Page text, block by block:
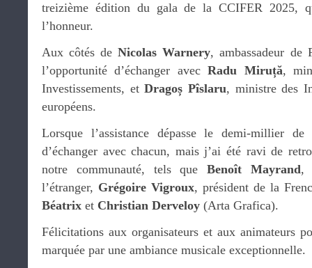
treizième édition du gala de la CCIFER 2025,
l’honneur.
Aux côtés deNicolas Warnery, ambassadeur de
l’opportunité d’échanger avecRadu Miruță,
Investissements, etDragoș Pîslaru, ministre des
européens.
Lorsque l’assistance dépasse le demi-millier
d’échanger avec chacun, mais j’ai été ravi de
notre communauté, tels queBenoît Mayrand,
l’étranger, Grégoire Vigroux, président de la
Béatrix et Christian Derveloy (Arta Grafica).
Félicitations aux organisateurs et aux animateurs
marquée par une ambiance musicale exceptionnelle.